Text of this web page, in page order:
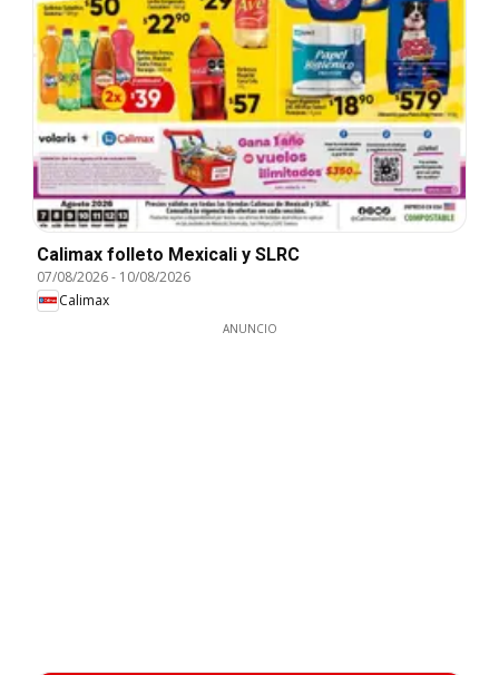
Calimax folleto Mexicali y SLRC
07/08/2026- 10/08/2026
Calimax
ANUNCIO